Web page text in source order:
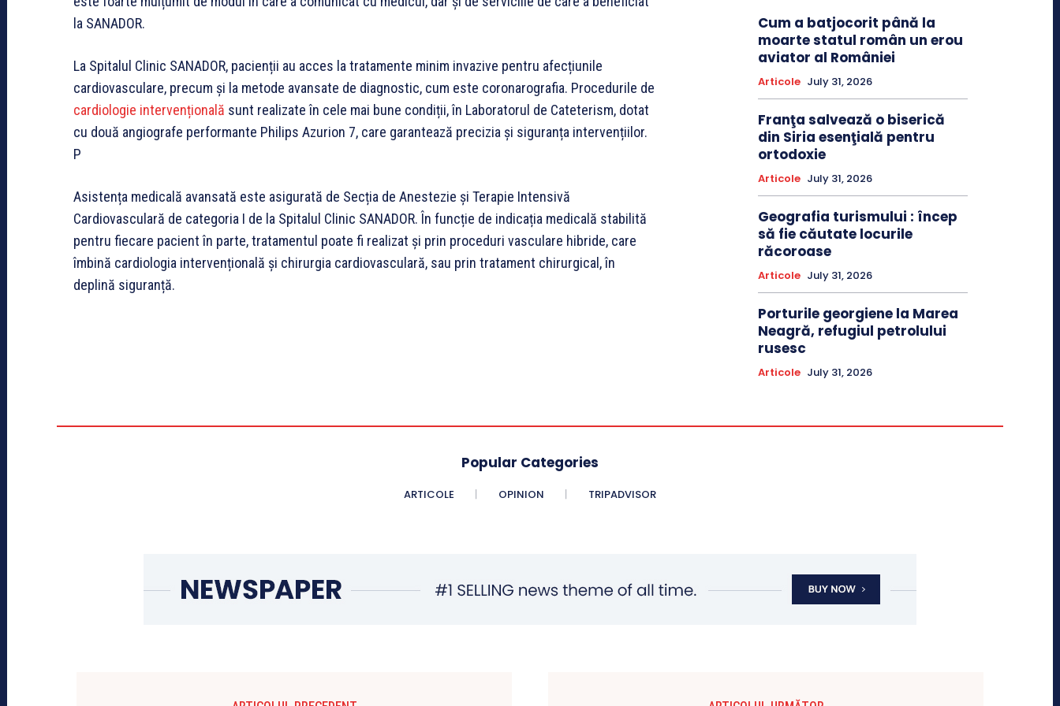
la SANADOR.
La Spitalul Clinic SANADOR, pacienții au acces la tratamente minim invazive pentru afecțiunile
cardiovasculare, precum și la metode avansate de diagnostic, cum este coronarografia. Procedurile de
cardiologie intervențională sunt realizate în cele mai bune condiții, în Laboratorul de Cateterism, dotat
cu două angiografe performante Philips Azurion 7, care garantează precizia și siguranța intervențiilor.
P
Asistența medicală avansată este asigurată de Secția de Anestezie și Terapie Intensivă
Cardiovasculară de categoria I de la Spitalul Clinic SANADOR. În funcție de indicația medicală stabilită
pentru fiecare pacient în parte, tratamentul poate fi realizat și prin proceduri vasculare hibride, care
îmbină cardiologia intervențională și chirurgia cardiovasculară, sau prin tratament chirurgical, în
deplină siguranță.
Cum a batjocorit până la
moarte statul român un erou
aviator al României
Articole July 31, 2026
Franţa salvează o biserică
din Siria esenţială pentru
ortodoxie
Articole July 31, 2026
Geografia turismului : încep
să fie căutate locurile
răcoroase
Articole July 31, 2026
Porturile georgiene la Marea
Neagră, refugiul petrolului
rusesc
Articole July 31, 2026
Popular Categories
ARTICOLE OPINION TRIPADVISOR